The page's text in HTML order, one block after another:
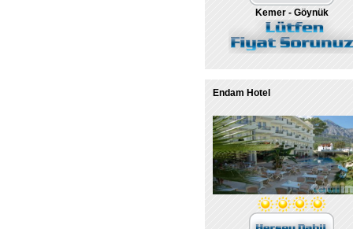
Kemer - Göynük
Endam Hotel